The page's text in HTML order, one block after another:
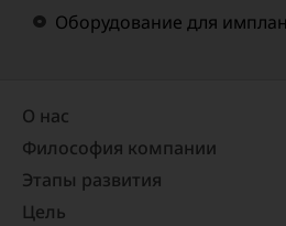
Оборудование для
О нас
Философия компании
Этапы развития
Цель